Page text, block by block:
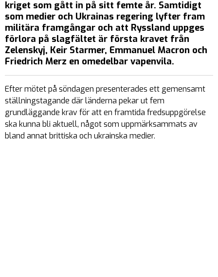
kriget som gått in på sitt femte år. Samtidigt
som medier och Ukrainas regering lyfter fram
militära framgångar och att Ryssland uppges
förlora på slagfältet är första kravet från
Zelenskyj, Keir Starmer, Emmanuel Macron och
Friedrich Merz en omedelbar vapenvila.
Efter mötet på söndagen presenterades ett gemensamt
ställningstagande där länderna pekar ut fem
grundläggande krav för att en framtida fredsuppgörelse
ska kunna bli aktuell, något som uppmärksammats av
bland annat brittiska och ukrainska medier.